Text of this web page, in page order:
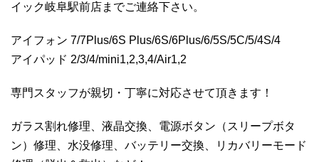
イック岐阜駅前店までご連絡下さい。
アイフォン 7/7Plus/6S Plus/6S/6Plus/6/5S/5C/5/4S/4
アイパッド 2/3/4/mini1,2,3,4/Air1,2
専門スタッフが親切・丁寧に対応させて頂きます！
ガラス割れ修理、液晶交換、電源ボタン（スリープボタ
ン）修理、水没修理、バッテリー交換、リカバリーモード